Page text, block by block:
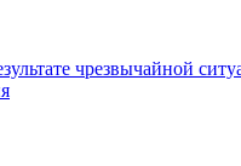
чрезвычайной